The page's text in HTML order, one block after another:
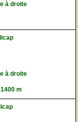
à droite
à droite
m